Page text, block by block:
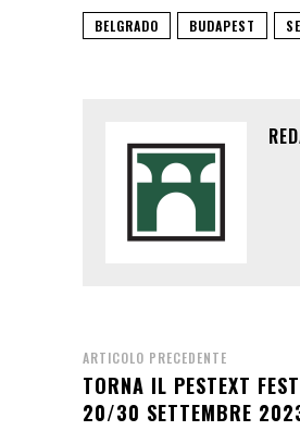
BELGRADO BUDAPEST
ARTICOLO PRECEDENTE
TORNA IL PESTEXT
20/30 SETTEMBRE